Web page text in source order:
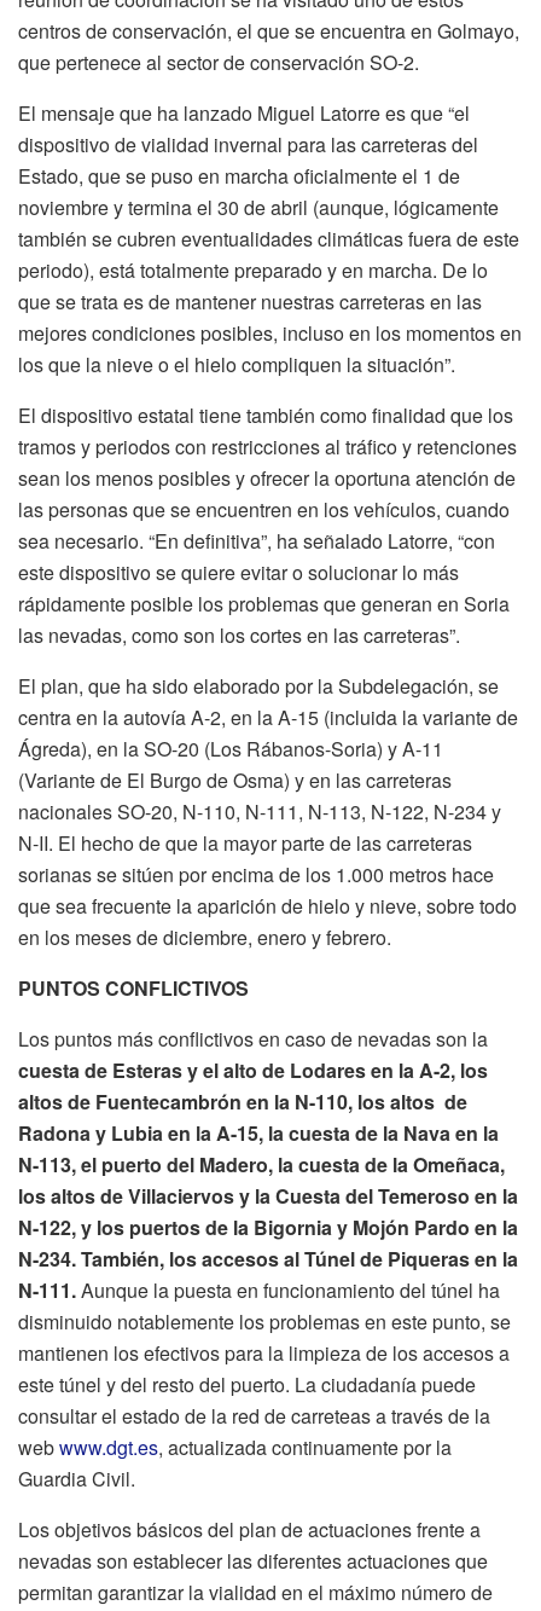
centros de conservación, el que se encuentra en Golmayo,
que pertenece al sector de conservación SO-2.
El mensaje que ha lanzado Miguel Latorre es que “el
dispositivo de vialidad invernal para las carreteras del
Estado, que se puso en marcha oficialmente el 1 de
noviembre y termina el 30 de abril (aunque, lógicamente
también se cubren eventualidades climáticas fuera de este
periodo), está totalmente preparado y en marcha. De lo
que se trata es de mantener nuestras carreteras en las
mejores condiciones posibles, incluso en los momentos en
los que la nieve o el hielo compliquen la situación”.
El dispositivo estatal tiene también como finalidad que los
tramos y periodos con restricciones al tráfico y retenciones
sean los menos posibles y ofrecer la oportuna atención de
las personas que se encuentren en los vehículos, cuando
sea necesario. “En definitiva”, ha señalado Latorre, “con
este dispositivo se quiere evitar o solucionar lo más
rápidamente posible los problemas que generan en Soria
las nevadas, como son los cortes en las carreteras”.
El plan, que ha sido elaborado por la Subdelegación, se
centra en la autovía A-2, en la A-15 (incluida la variante de
Ágreda), en la SO-20 (Los Rábanos-Soria) y A-11
(Variante de El Burgo de Osma) y en las carreteras
nacionales SO-20, N-110, N-111, N-113, N-122, N-234 y
N-II. El hecho de que la mayor parte de las carreteras
sorianas se sitúen por encima de los 1.000 metros hace
que sea frecuente la aparición de hielo y nieve, sobre todo
en los meses de diciembre, enero y febrero.
PUNTOS CONFLICTIVOS
Los puntos más conflictivos en caso de nevadas son la
cuesta de Esteras y el alto de Lodares en la A-2, los
altos de Fuentecambrón en la N-110, los altos de
Radona y Lubia en la A-15, la cuesta de la Nava en la
N-113, el puerto del Madero, la cuesta de la Omeñaca,
los altos de Villaciervos y la Cuesta del Temeroso en la
N-122, y los puertos de la Bigornia y Mojón Pardo en la
N-234. También, los accesos al Túnel de Piqueras en la
N-111.Aunque la puesta en funcionamiento del túnel ha
disminuido notablemente los problemas en este punto, se
mantienen los efectivos para la limpieza de los accesos a
este túnel y del resto del puerto. La ciudadanía puede
consultar el estado de la red de carreteas a través de la
webwww.dgt.es, actualizada continuamente por la
Guardia Civil.
Los objetivos básicos del plan de actuaciones frente a
nevadas son establecer las diferentes actuaciones que
permitan garantizar la vialidad en el máximo número de